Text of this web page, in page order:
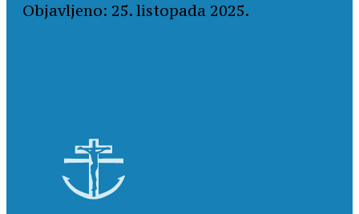
Objavljeno: 25. listopada 2025.